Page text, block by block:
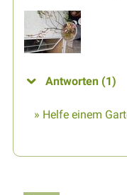
Antworten (1)
» Helfe einem